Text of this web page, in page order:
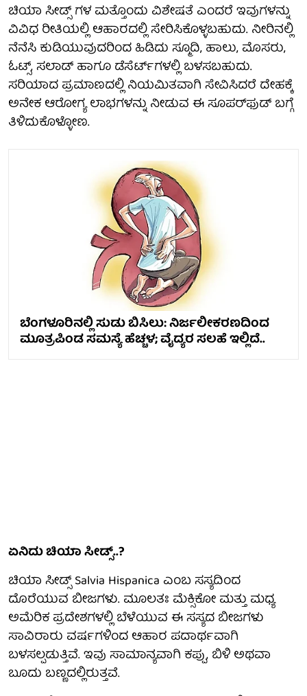
ಚಿಯಾ ಸೀಡ್ಸ್ ಗಳ ಮತ್ತೊಂದು ವಿಶೇಷತೆ ಎಂದರೆ ಇವುಗಳನ್ನು
ವಿವಿಧ ರೀತಿಯಲ್ಲಿ ಆಹಾರದಲ್ಲಿ ಸೇರಿಸಿಕೊಳ್ಳಬಹುದು. ನೀರಿನಲ್ಲಿ
ನೆನೆಸಿ ಕುಡಿಯುವುದರಿಂದ ಹಿಡಿದು ಸ್ಮೂದಿ, ಹಾಲು, ಮೊಸರು,
ಓಟ್ಸ್, ಸಲಾಡ್ ಹಾಗೂ ಡೆಸೆರ್ಟ್‌ಗಳಲ್ಲಿ ಬಳಸಬಹುದು.
ಸರಿಯಾದ ಪ್ರಮಾಣದಲ್ಲಿ ನಿಯಮಿತವಾಗಿ ಸೇವಿಸಿದರೆ ದೇಹಕ್ಕೆ
ಅನೇಕ ಆರೋಗ್ಯ ಲಾಭಗಳನ್ನು ನೀಡುವ ಈ ಸೂಪರ್‌ಫುಡ್ ಬಗ್ಗೆ
ತಿಳಿದುಕೊಳ್ಳೋಣ.
ಬೆಂಗಳೂರಿನಲ್ಲಿ ಸುಡು ಬಿಸಿಲು: ನಿರ್ಜಲೀಕರಣದಿಂದ
ಮೂತ್ರಪಿಂಡ ಸಮಸ್ಯೆ ಹೆಚ್ಚಳ; ವೈದ್ಯರ ಸಲಹೆ ಇಲ್ಲಿದೆ..
ಏನಿದು ಚಿಯಾ ಸೀಡ್ಸ್..?
ಚಿಯಾ ಸೀಡ್ಸ್ Salvia Hispanica ಎಂಬ ಸಸ್ಯದಿಂದ
ದೊರೆಯುವ ಬೀಜಗಳು. ಮೂಲತಃ ಮೆಕ್ಸಿಕೋ ಮತ್ತು ಮಧ್ಯ
ಅಮೆರಿಕ ಪ್ರದೇಶಗಳಲ್ಲಿ ಬೆಳೆಯುವ ಈ ಸಸ್ಯದ ಬೀಜಗಳು
ಸಾವಿರಾರು ವರ್ಷಗಳಿಂದ ಆಹಾರ ಪದಾರ್ಥವಾಗಿ
ಬಳಸಲ್ಪಡುತ್ತಿವೆ. ಇವು ಸಾಮಾನ್ಯವಾಗಿ ಕಪ್ಪು, ಬಿಳಿ ಅಥವಾ
ಬೂದು ಬಣ್ಣದಲ್ಲಿರುತ್ತವೆ.